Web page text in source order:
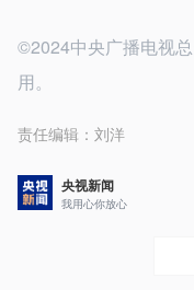
©2024中央广播电视
用。
责任编辑： 刘洋
央视新闻
我用心你放心